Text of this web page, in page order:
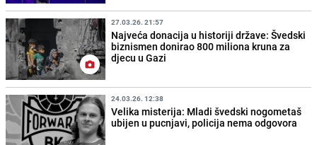
27.03.26. 21:57
Najveća donacija u historiji države: Švedski
biznismen donirao 800 miliona kruna za
djecu u Gazi
24.03.26. 12:38
Velika misterija: Mladi švedski nogometaš
ubijen u pucnjavi, policija nema odgovora